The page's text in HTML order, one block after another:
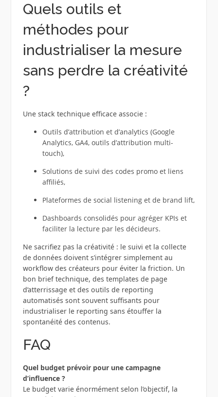
Quels outils et
méthodes pour
industrialiser la mesure
sans perdre la créativité
?
Une stack technique efficace associe :
Outils d’attribution et d’analytics (Google
Analytics, GA4, outils d’attribution multi-
touch),
Solutions de suivi des codes promo et liens
affiliés,
Plateformes de social listening et de brand lift,
Dashboards consolidés pour agréger KPIs et
faciliter la lecture par les décideurs.
Ne sacrifiez pas la créativité : le suivi et la collecte
de données doivent s’intégrer simplement au
workflow des créateurs pour éviter la friction. Un
bon brief technique, des templates de page
d’atterrissage et des outils de reporting
automatisés sont souvent suffisants pour
industrialiser le reporting sans étouffer la
spontanéité des contenus.
FAQ
Quel budget prévoir pour une campagne
d’influence ?
Le budget varie énormément selon l’objectif, la